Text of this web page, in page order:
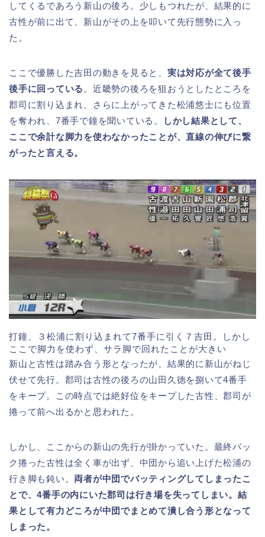
してくるであろう新山の後ろ。少しもつれたが、結果的に
古性が前に出て、新山がその上を叩いて先行態勢に入っ
た。
ここで優勝した吉田の動きを見ると、 実は対応が全て後手
後手に回っている 。近畿勢の後ろを狙おうとしたところを
郡司に割り込まれ、さらに上がってきた松浦悠士にも位置
を奪われ、7番手で鐘を聞いている。
しかし結果として、
ここで余計な脚力を使わなかったことが、直線の伸びに繋
がったと言える。
打鐘、３松浦に割り込まれて7番手に引く７吉田。しかし
ここで脚力を使わず、サラ脚で回れたことが大きい
新山と古性は踏み合う形となったが、結果的に新山がねじ
伏せて先行。郡司は古性の後ろの山田久徳を捌いて4番手
をキープ。この時点では絶好位をキープした古性、郡司が
捲って前へ出るかと思われた。
しかし、ここからの新山の先行が掛かっていた。最終バッ
ク捲った古性は全く車が出ず、中団から追い上げた松浦の
行き脚も鈍い。 両者が中団でバッティングしてしまったこ
とで、4番手の内にいた郡司は行き場を失ってしまい。結
果として有力どころが中団でまとめて潰し合う形となって
しまった。